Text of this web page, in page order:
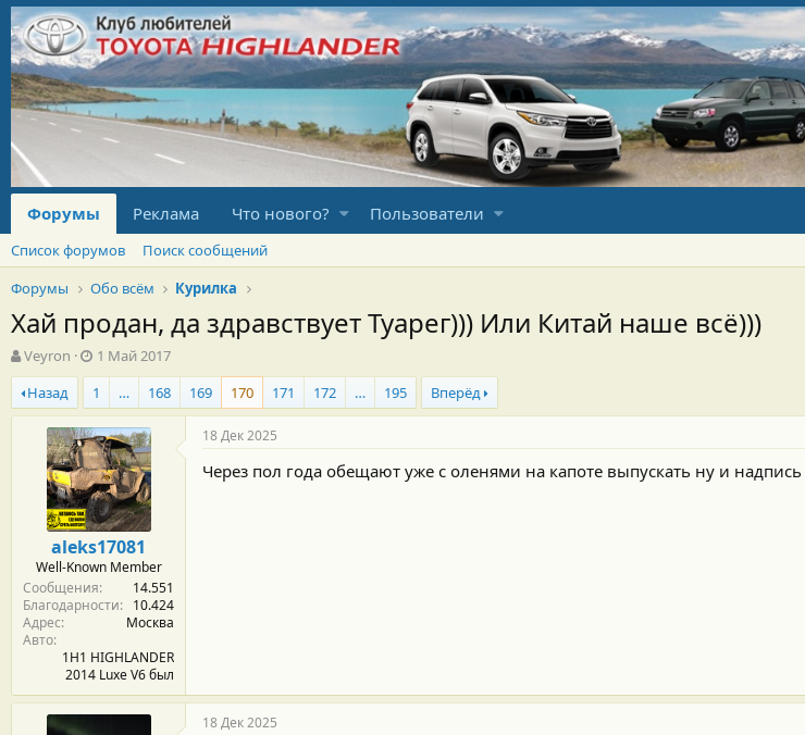
Форумы Реклама Что нового? Пользователи
Список форумов
Поиск сообщений
Форумы
Обо всём Курилка
Хай продан, да здравствует Туарег))) Или Китай наше всё)))
А
в
т
о
Veyron
Д
а
т
а
н
а
ч
а
л
а
1 Май 2017
Назад
1 … 168 169 170 171 172 … 195 Вперёд
aleks17081
Well-Known Member
Сообщения
14.551
Благодарности
10.424
Адрес
Москва
Авто
1H1 HIGHLANDER
2014 Luxe V6 был
18 Дек 2025
Через пол года обещают уже с оленями на капоте выпускать ну и надпись
18 Дек 2025